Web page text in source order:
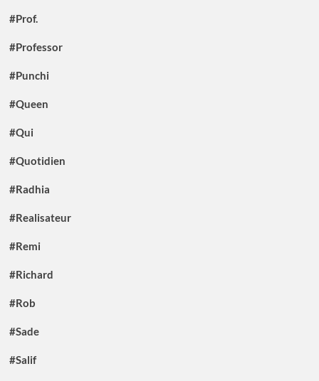
#Prof.
#Professor
#Punchi
#Queen
#Qui
#Quotidien
#Radhia
#Realisateur
#Remi
#Richard
#Rob
#Sade
#Salif